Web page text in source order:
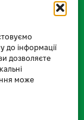
до інформації
дозволяєте
може